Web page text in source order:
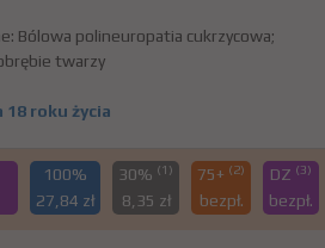
Bólowa polineuropatia cukrzycowa;
twarzy
18 roku życia
100%
27,84 zł
30% (1)
8,35 zł
75+ (2)
bezpł.
DZ (3)
bezpł.